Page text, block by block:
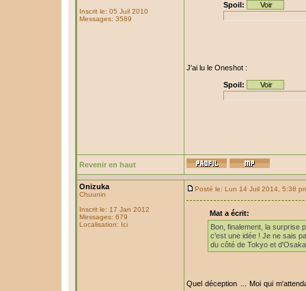
Inscrit le: 05 Juil 2010
Messages: 3589
Spoil:
J'ai lu le Oneshot :
Spoil:
Revenir en haut
Onizuka
Chuunin
Inscrit le: 17 Jan 2012
Messages: 679
Localisation: Ici
Posté le: Lun 14 Juil 2014, 5:38
Mat a écrit:
Bon, finalement, la surprise
c'est une idée ! Je ne sais
du côté de Tokyo et
Quel déception ... Moi qui